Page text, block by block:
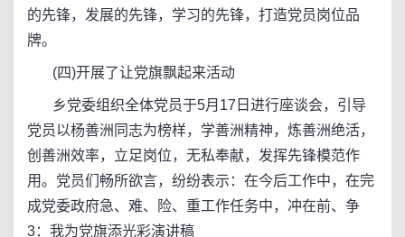
的先锋，发展的先锋，学习的先锋，打造党员岗位品
牌。
(四)开展了让党旗飘起来活动
乡党委组织全体党员于5月17日进行座谈会，引导
党员以杨善洲同志为榜样，学善洲精神，炼善洲绝活，
创善洲效率，立足岗位，无私奉献，发挥先锋模范作
用。党员们畅所欲言，纷纷表示：在今后工作中，在完
成党委政府急、难、险、重工作任务中，冲在前、争
3：我为党旗添光彩演讲稿